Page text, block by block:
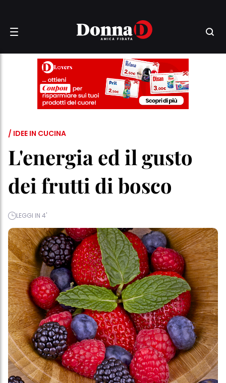
/ IDEE IN CUCINA
L'energia ed il gusto
dei frutti di bosco
LEGGI IN 4'